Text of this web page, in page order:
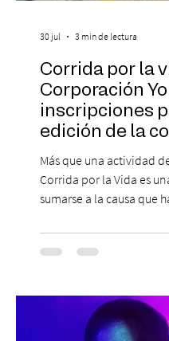
Corrida por la
Corporación
inscripciones
edición de la
solidaria
Más que una actividad
Corrida por la Vida es
sumarse a la causa que
desarrolla durante todo
orientación, contención
experiencia del cáncer
familias, además de
temprana, porque la
30 jul 3 min de lectura